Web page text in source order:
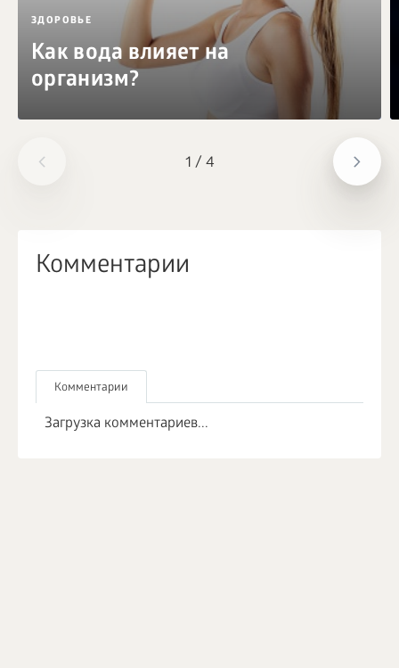
1 / 4
ЗДОРОВЬЕ
Как вода влияет на
организм?
Комментарии
Комментарии
Загрузка комментариев...